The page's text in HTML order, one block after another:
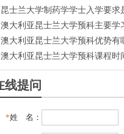
昆士兰大学制药学学士入学要求
澳大利亚昆士兰大学预科主要学
澳大利亚昆士兰大学预科优势有
澳大利亚昆士兰大学预科课程时